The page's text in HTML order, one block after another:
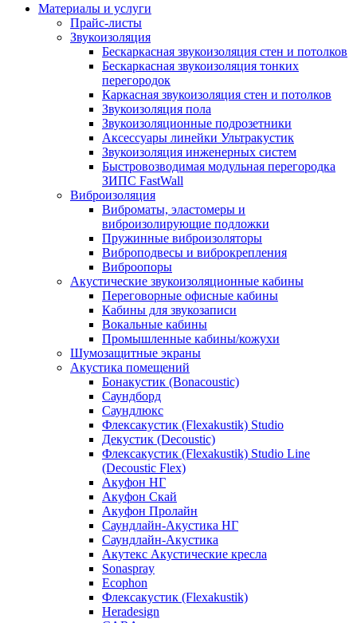
Материалы и услуги
Прайс-листы
Звукоизоляция
Бескаркасная звукоизоляция стен и потолков
Бескаркасная звукоизоляция тонких
перегородок
Каркасная звукоизоляция стен и потолков
Звукоизоляция пола
Звукоизоляционные подрозетники
Аксессуары линейки Ультракустик
Звукоизоляция инженерных систем
Быстровозводимая модульная перегородка
ЗИПС FastWall
Виброизоляция
Виброматы, эластомеры и
виброизолирующие подложки
Пружинные виброизоляторы
Виброподвесы и виброкрепления
Виброопоры
Акустические звукоизоляционные кабины
Переговорные офисные кабины
Кабины для звукозаписи
Вокальные кабины
Промышленные кабины/кожухи
Шумозащитные экраны
Акустика помещений
Бонакустик (Bonacoustic)
Саундборд
Саундлюкс
Флексакустик (Flexakustik) Studio
Декустик (Decoustic)
Флексакустик (Flexakustik) Studio Line
(Decoustic Flex)
Акуфон НГ
Акуфон Скай
Акуфон Пролайн
Саундлайн-Акустика НГ
Саундлайн-Акустика
Акутекс Акустические кресла
Sonaspray
Ecophon
Флексакустик (Flexakustik)
Heradesign